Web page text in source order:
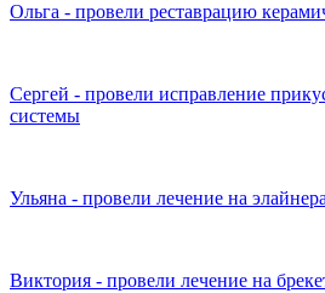
Ольга - провели реставрацию
Сергей - провели исправление
системы
Ульяна - провели лечение на
Виктория - провели лечение на